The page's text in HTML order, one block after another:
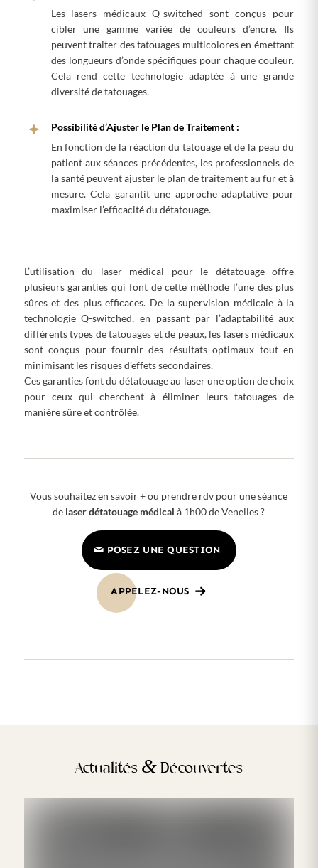
Les lasers médicaux Q-switched sont conçus pour
cibler une gamme variée de couleurs d’encre. Ils
peuvent traiter des tatouages multicolores en émettant
des longueurs d’onde spécifiques pour chaque couleur.
Cela rend cette technologie adaptée à une grande
diversité de tatouages.
Possibilité d’Ajuster le Plan de Traitement :
En fonction de la réaction du tatouage et de la peau du
patient aux séances précédentes, les professionnels de
la santé peuvent ajuster le plan de traitement au fur et à
mesure. Cela garantit une approche adaptative pour
maximiser l’efficacité du détatouage.
L’utilisation du laser médical pour le détatouage offre
plusieurs garanties qui font de cette méthode l’une des plus
sûres et des plus efficaces. De la supervision médicale à la
technologie Q-switched, en passant par l’adaptabilité aux
différents types de tatouages et de peaux, les lasers médicaux
sont conçus pour fournir des résultats optimaux tout en
minimisant les risques d’effets secondaires.
Ces garanties font du détatouage au laser une option de choix
pour ceux qui cherchent à éliminer leurs tatouages de
manière sûre et contrôlée.
Vous souhaitez en savoir + ou prendre rdv pour une séance
de laser détatouage médical à 1h00 de Venelles ?
POSEZ UNE QUESTION
APPELEZ-NOUS
Actualités & Découvertes